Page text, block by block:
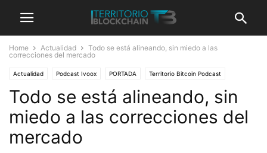
Home Actualidad
Todo se está alineando, sin miedo a las
correcciones del mercado
Actualidad Podcast Ivoox PORTADA Territorio Bitcoin Podcast
Todo se está alineando, sin
miedo a las correcciones del
mercado